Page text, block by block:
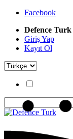
Facebook
Defence Turk
Giriş Yap
Kayıt Ol